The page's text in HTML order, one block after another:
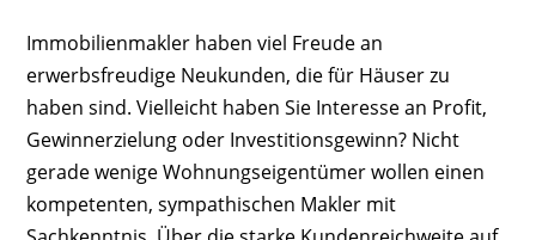
Immobilienmakler haben viel Freude an
erwerbsfreudige Neukunden, die für Häuser zu
haben sind. Vielleicht haben Sie Interesse an Profit,
Gewinnerzielung oder Investitionsgewinn? Nicht
gerade wenige Wohnungseigentümer wollen einen
kompetenten, sympathischen Makler mit